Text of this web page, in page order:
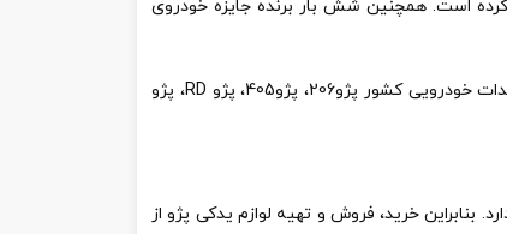
کرده است. همچنین شش بار برنده جایزه خودروی
پژو206، پژو405، پژو RD، پژو
خرید، فروش و تهیه لوازم یدکی پژو از